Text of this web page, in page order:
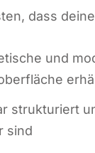
dass
und
struk­tu­riert
sind